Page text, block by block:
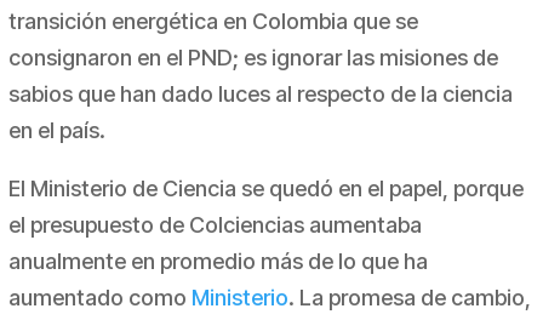
transición energética en Colombia que se
consignaron en el PND; es ignorar las misiones de
sabios que han dado luces al respecto de la ciencia
en el país.
El Ministerio de Ciencia se quedó en el papel, porque
el presupuesto de Colciencias aumentaba
anualmente en promedio más de lo que ha
aumentado como Ministerio. La promesa de cambio,